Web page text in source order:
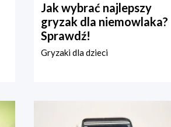
Jak wybrać najlepszy
gryzak dla niemowlaka?
Sprawdź!
Gryzaki dla dzieci